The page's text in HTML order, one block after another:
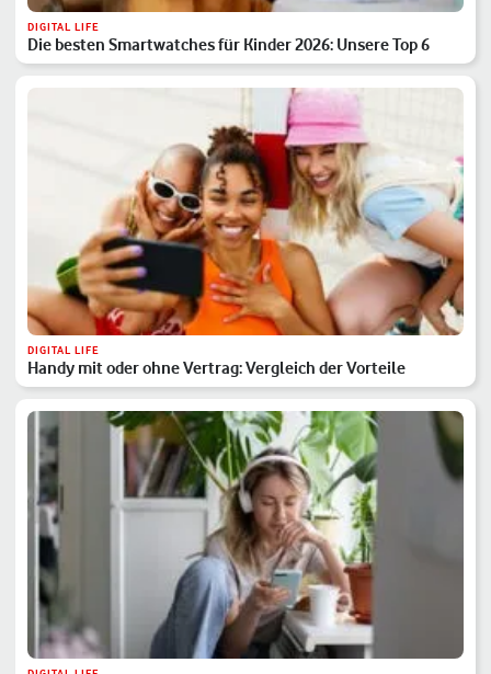
DIGITAL LIFE
Die besten Smartwatches für Kinder 2026: Unsere Top 6
DIGITAL LIFE
Handy mit oder ohne Vertrag: Vergleich der Vorteile